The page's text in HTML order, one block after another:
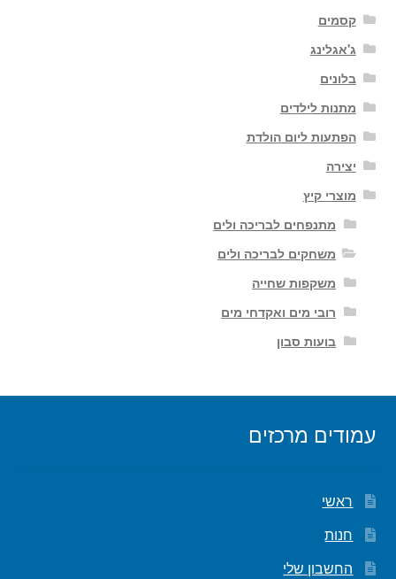
קסמים
ג'אגלינג
בלונים
מתנות לילדים
הפתעות ליום הולדת
יצירה
מוצרי קיץ
מתנפחים לבריכה ולים
משחקים לבריכה ולים
משקפות שחייה
רובי מים ואקדחי מים
בועות סבון
עמודים מרכזים
ראשי
חנות
החשבון שלי